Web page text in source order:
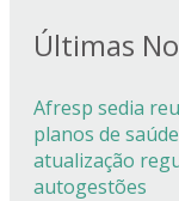
Últimas
Afresp sedia
planos de
atualização
autogestões